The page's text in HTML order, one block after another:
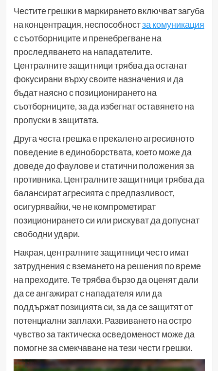
Честите грешки в маркирането включват загуба
на концентрация, неспособностза комуникация
с съотборниците и пренебрегване на
проследяването на нападателите.
Централните защитници трябва да останат
фокусирани върху своите назначения и да
бъдат наясно с позиционирането на
съотборниците, за да избегнат оставянето на
пропуски в защитата.
Друга честа грешка е прекалено агресивното
поведение в единоборствата, което може да
доведе до фаулове и статични положения за
противника. Централните защитници трябва да
балансират агресията с предпазливост,
осигурявайки, че не компрометират
позиционирането си или рискуват да допуснат
свободни удари.
Накрая, централните защитници често имат
затруднения с вземането на решения по време
на преходите. Те трябва бързо да оценят дали
да се ангажират с нападателя или да
поддържат позицията си, за да се защитят от
потенциални заплахи. Развиването на остро
чувство за тактическа осведоменост може да
помогне за смекчаване на тези чести грешки.